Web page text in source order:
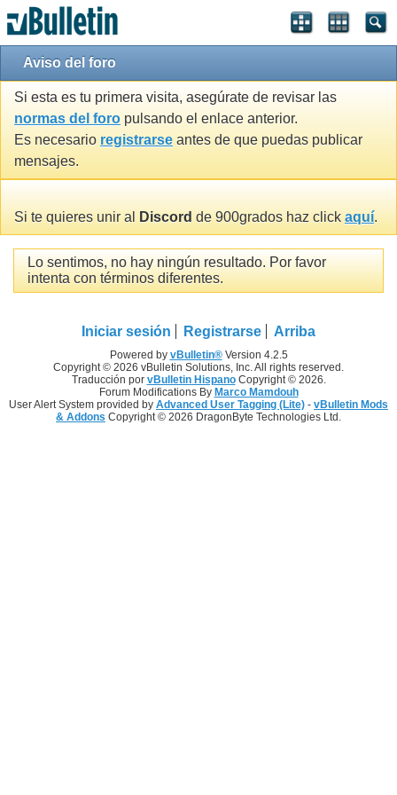
Aviso del foro
Si esta es tu primera visita, asegúrate de revisar las
normas del foro pulsando el enlace anterior.
Es necesario registrarse antes de que puedas publicar
mensajes.
Si te quieres unir al Discord de 900grados haz click aquí.
Lo sentimos, no hay ningún resultado. Por favor
intenta con términos diferentes.
Iniciar sesión Registrarse Arriba
Powered by vBulletin®Version 4.2.5
Copyright © 2026 vBulletin Solutions, Inc. All rights reserved.
Traducción por vBulletin HispanoCopyright © 2026.
Forum Modifications By Marco Mamdouh
User Alert System provided by Advanced User Tagging (Lite) - vBulletin Mods
& Addons Copyright © 2026 DragonByte Technologies Ltd.